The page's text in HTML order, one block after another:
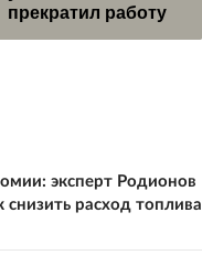
прекратил работу
эксперт Родионов
снизить расход топлива